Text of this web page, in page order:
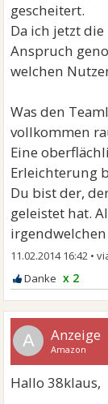
gescheitert.
Da ich jetzt
Anspruch
welchen
Was den
vollkommen
Eine
Erleichterung
Du bist der,
geleistet hat.
11.02.2014 16:42 •
x 2
A